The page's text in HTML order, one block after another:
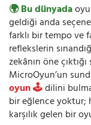
🌍 Bu dünyada
geldiği anda
farklı bir tempo ve
reflekslerin
zekânın öne
MicroOyun’un
oyun 🕹️dilini
bir eğlence yoktur;
karşılık gelen bir